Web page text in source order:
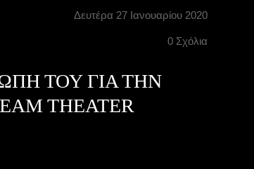
Δευτέρα 27 Ιανουαρίου 2020
0 Σχόλια
ΤΟΥ ΓΙΑ ΤΗΝ
THEATER